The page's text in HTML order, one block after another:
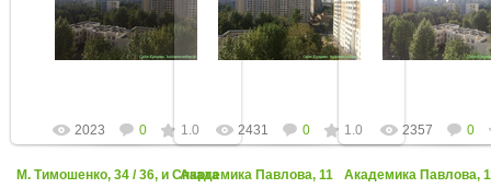
Август 2017
admin
2023 0 1.0
Август 2017
admin
2431 0 1.0
Август 2017
admin
2357 0
М. Тимошенко, 34 / 36, и СпартаАкадемика Павлова, 11 Академика Павлова,